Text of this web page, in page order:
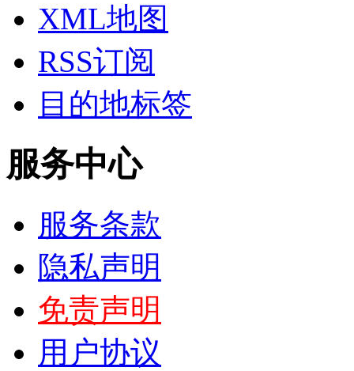
XML地图
RSS订阅
目的地标签
服务中心
服务条款
隐私声明
免责声明
用户协议